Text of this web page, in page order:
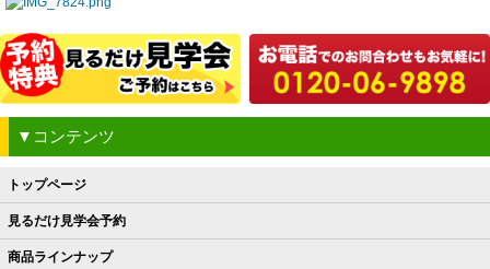
▼コンテンツ
トップページ
見るだけ見学会予約
商品ラインナップ